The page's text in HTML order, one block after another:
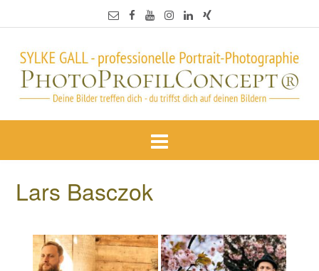
Lars Basczok